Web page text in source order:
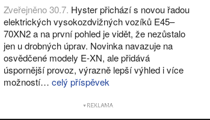
Zveřejněno 30.7. Hyster přichází s novou řadou
elektrických vysokozdvižných vozíků E45–
70XN2 a na první pohled je vidět, že nezůstalo
jen u drobných úprav. Novinka navazuje na
osvědčené modely E-XN, ale přidává
úspornější provoz, výrazně lepší výhled i více
možností…celý příspěvek